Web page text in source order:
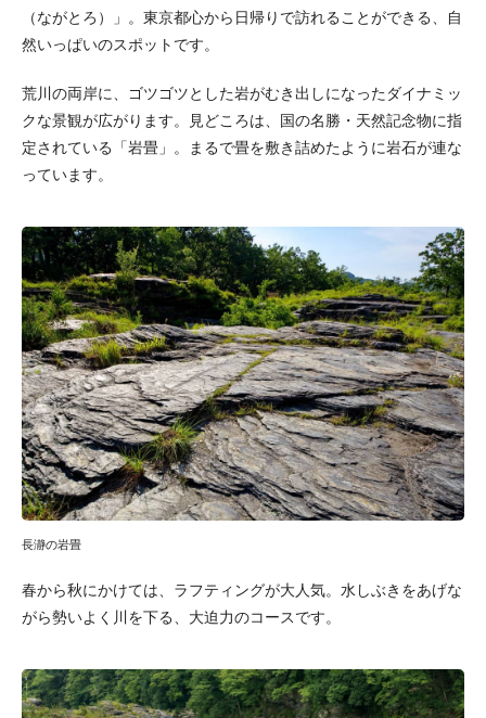
（ながとろ）」。東京都心から日帰りで訪れることができる、自
然いっぱいのスポットです。
荒川の両岸に、ゴツゴツとした岩がむき出しになったダイナミッ
クな景観が広がります。見どころは、国の名勝・天然記念物に指
定されている「岩畳」。まるで畳を敷き詰めたように岩石が連な
っています。
長瀞の岩畳
春から秋にかけては、ラフティングが大人気。水しぶきをあげな
がら勢いよく川を下る、大迫力のコースです。